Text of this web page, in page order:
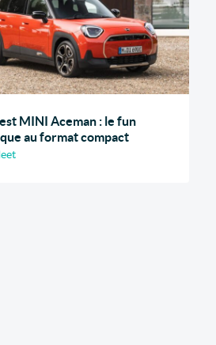
MINI Aceman : le fun
au format compact